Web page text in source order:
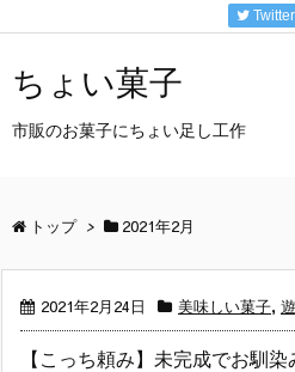
Twitter
ちょい菓子
市販のお菓子にちょい足し工作
トップ > 2021年2月
2021年2月24日 美味しい菓子,
【こっち頼み】未完成でお馴